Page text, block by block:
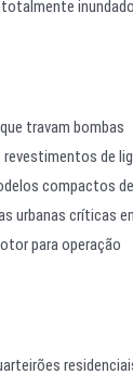
totalmente
travam bombas
revestimentos de
compactos de
urbanas críticas
para operação